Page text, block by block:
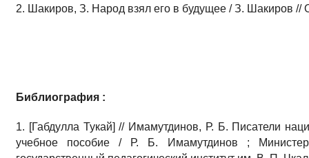
2. Шакиров, З. Народ взял его в будущее / З. Шакиров //
Библиография :
1. [Габдулла Тукай] // Имамутдинов, Р. Б. Писатели
учебное пособие / Р. Б. Имамутдинов ;